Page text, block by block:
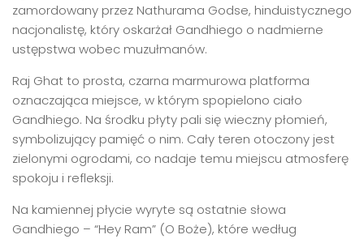
zamordowany przez Nathurama Godse, hinduistycznego
nacjonalistę, który oskarżał Gandhiego o nadmierne
ustępstwa wobec muzułmanów.
Raj Ghat to prosta, czarna marmurowa platforma
oznaczająca miejsce, w którym spopielono ciało
Gandhiego. Na środku płyty pali się wieczny płomień,
symbolizujący pamięć o nim. Cały teren otoczony jest
zielonymi ogrodami, co nadaje temu miejscu atmosferę
spokoju i refleksji.
Na kamiennej płycie wyryte są ostatnie słowa
Gandhiego – “Hey Ram” (O Boże), które według